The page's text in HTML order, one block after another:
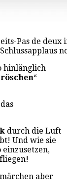
Pas de deux
hinlänglich
“
durch die Luft
Und wie sie
aber